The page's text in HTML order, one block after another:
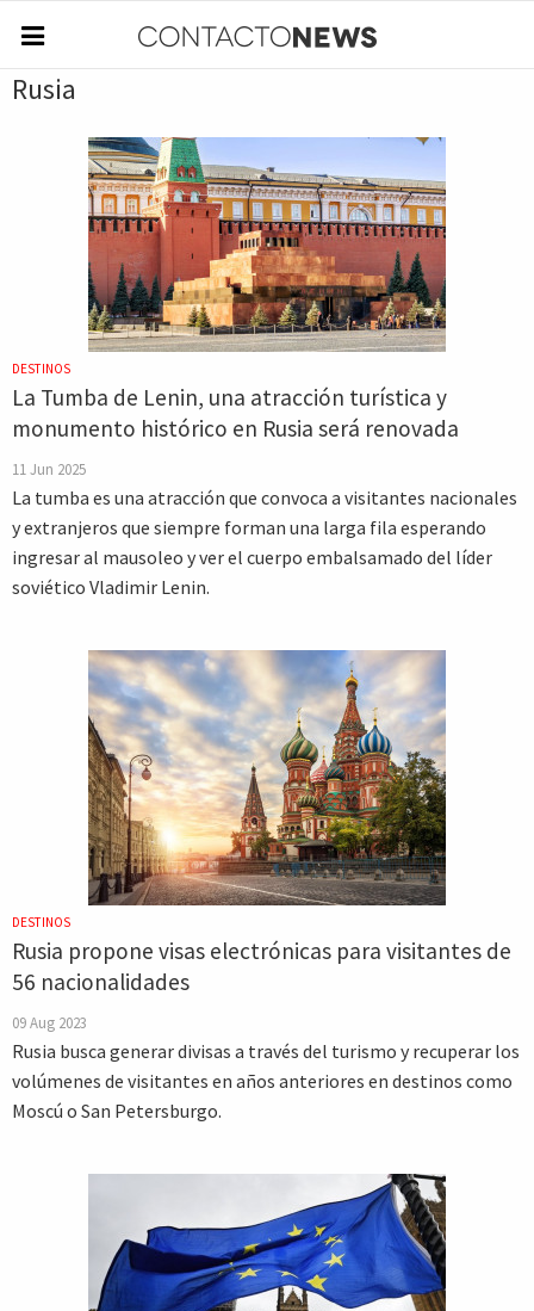
Rusia
DESTINOS
La Tumba de Lenin, una atracción turística y
monumento histórico en Rusia será renovada
11 Jun 2025
La tumba es una atracción que convoca a visitantes nacionales
y extranjeros que siempre forman una larga fila esperando
ingresar al mausoleo y ver el cuerpo embalsamado del líder
soviético Vladimir Lenin.
DESTINOS
Rusia propone visas electrónicas para visitantes de
56 nacionalidades
09 Aug 2023
Rusia busca generar divisas a través del turismo y recuperar los
volúmenes de visitantes en años anteriores en destinos como
Moscú o San Petersburgo.